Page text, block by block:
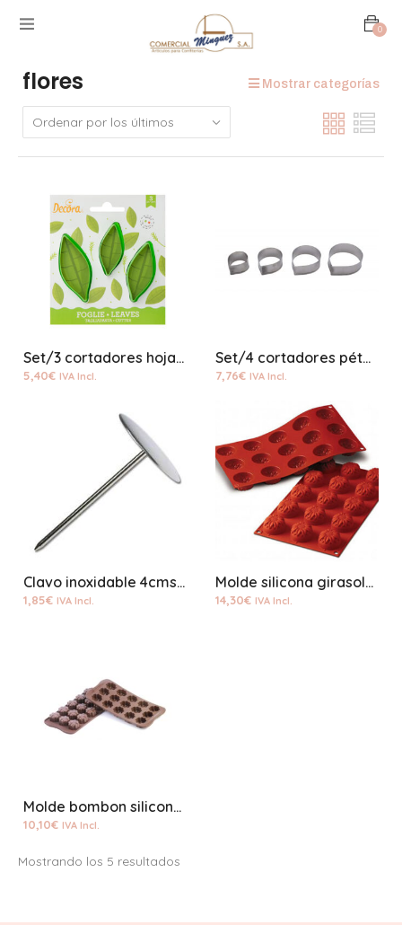
0
flores Mostrar categorías
Set/3 cortadores hoja plastico
5,40€ IVA Incl.
Set/4 cortadores pétalos
7,76€ IVA Incl.
Clavo inoxidable 4cms plano
1,85€ IVA Incl.
Molde silicona girasoles SF072
14,30€ IVA Incl.
Molde bombon silicona fleury
10,10€ IVA Incl.
Mostrando los 5 resultados